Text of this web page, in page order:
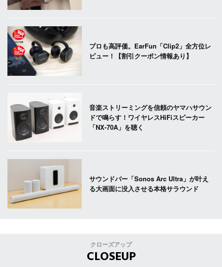
プロも高評価。EarFun「Clip2」全方位レ
ビュー！【割引クーポン情報あり】
音楽ストリーミングを信頼のヤマハサウン
ドで鳴らす！ワイヤレスHiFiスピーカー
「NX-70A」を聴く
サウンドバー「Sonos Arc Ultra」が叶え
る大画面に没入させる本格サラウンド
クローズアップ
CLOSEUP